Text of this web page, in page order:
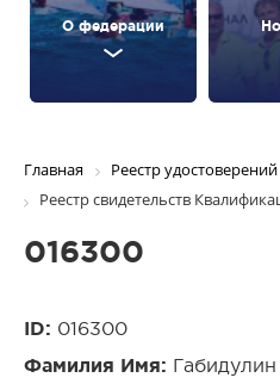
О федерации
Главная
Реестр
Реестр свидетельств
016300
ID: 016300
Фамилия Имя: